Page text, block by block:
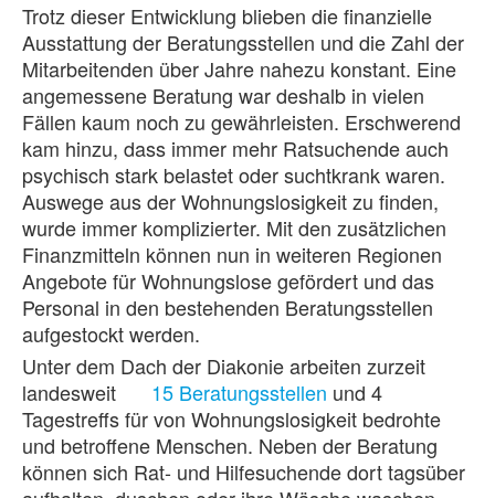
Trotz dieser Entwicklung blieben die finanzielle
Ausstattung der Beratungsstellen und die Zahl der
Mitarbeitenden über Jahre nahezu konstant. Eine
angemessene Beratung war deshalb in vielen
Fällen kaum noch zu gewährleisten. Erschwerend
kam hinzu, dass immer mehr Ratsuchende auch
psychisch stark belastet oder suchtkrank waren.
Auswege aus der Wohnungslosigkeit zu finden,
wurde immer komplizierter. Mit den zusätzlichen
Finanzmitteln können nun in weiteren Regionen
Angebote für Wohnungslose gefördert und das
Personal in den bestehenden Beratungsstellen
aufgestockt werden.
Unter dem Dach der Diakonie arbeiten zurzeit
landesweit
15 Beratungsstellen und 4
Tagestreffs für von Wohnungslosigkeit bedrohte
und betroffene Menschen. Neben der Beratung
können sich Rat- und Hilfesuchende dort tagsüber